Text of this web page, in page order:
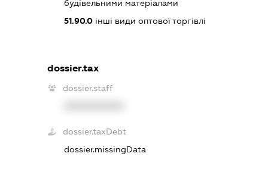
будівельними матеріалами
51.90.0 інші види оптової торгівлі
dossier.tax
dossier.staff
dossier.taxDebt
dossier.missingData